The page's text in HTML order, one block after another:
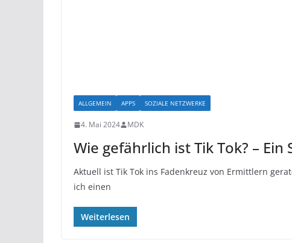
ALLGEMEIN APPS SOZIALE NETZWERKE
4. Mai 2024 MDK
Wie gefährlich ist Tik Tok? – Ein
Aktuell ist Tik Tok ins Fadenkreuz von Ermittlern
ich einen
Weiterlesen